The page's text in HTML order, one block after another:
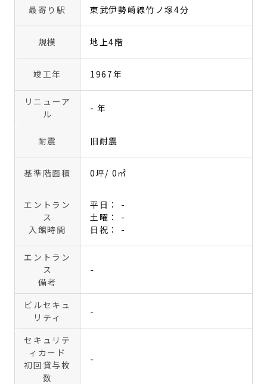
最寄り駅 東武伊勢崎線竹ノ塚4分
規模 地上4階
竣工年 1967年
リニューア
ル
- 年
耐震 旧耐震
基準階面積 0坪/ 0㎡
エントラン
ス
入館時間
平日： -
土曜： -
日祝： -
エントラン
ス
備考
-
ビルセキュ
リティ
-
セキュリテ
ィカード
初回貸与枚
数
-